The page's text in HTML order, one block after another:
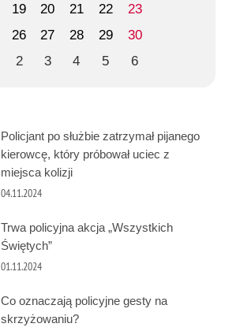
19 20 21 22
23
26 27 28 29
30
2 3 4 5 6
Policjant po służbie zatrzymał pijanego
kierowcę, który próbował uciec z
miejsca kolizji
04.11.2024
Trwa policyjna akcja „Wszystkich
Świętych”
01.11.2024
Co oznaczają policyjne gesty na
skrzyżowaniu?